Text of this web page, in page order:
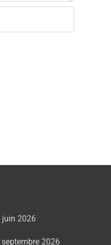
juin 2026
septembre 2026